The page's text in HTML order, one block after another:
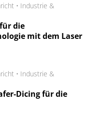
• Industrie &
die
mit dem Laser
• Industrie &
Dicing für die